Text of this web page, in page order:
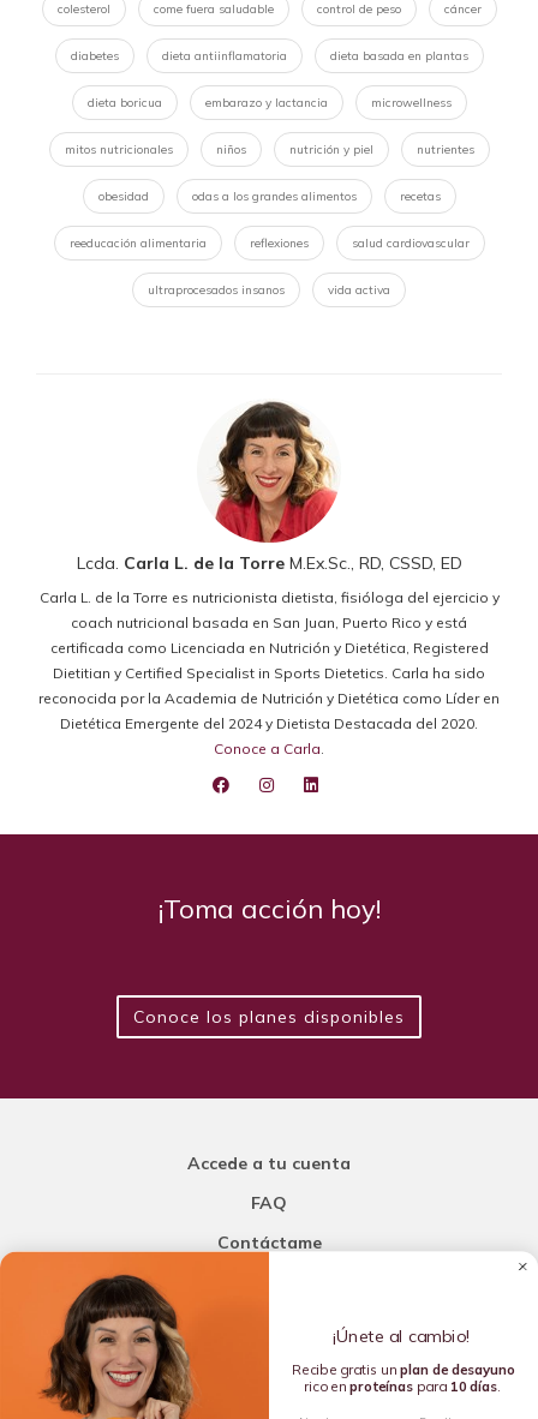
colesterol come fuera saludable control de peso cáncer
diabetes dieta antiinflamatoria dieta basada en plantas
dieta boricua embarazo y lactancia microwellness
mitos nutricionales niños nutrición y piel nutrientes
obesidad odas a los grandes alimentos recetas
reeducación alimentaria reflexiones salud cardiovascular
ultraprocesados insanos vida activa
Lcda. Carla L. de la TorreM.Ex.Sc., RD, CSSD, ED
Carla L. de la Torre es nutricionista dietista, fisióloga del ejercicio y
coach nutricional basada en San Juan, Puerto Rico y está
certificada como Licenciada en Nutrición y Dietética, Registered
Dietitian y Certified Specialist in Sports Dietetics. Carla ha sido
reconocida por la Academia de Nutrición y Dietética como Líder en
Dietética Emergente del 2024 y Dietista Destacada del 2020.
Conoce a Carla.
¡Toma acción hoy!
Conoce los planes disponibles
Accede a tu cuenta
FAQ
Contáctame
Añade una porción de inteligencia a tu nutrición
Copyright © 2016-2026 Carla L. de la Torre. All rights reserved.
¡Únete al cambio!
Recibe gratis unplan de desayuno
rico enproteínaspara 10 días.